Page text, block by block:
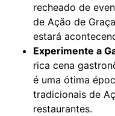
recheado de
de Ação de
estará
Experimente a
rica cena
é uma ótima
tradicionais de
restaurantes.